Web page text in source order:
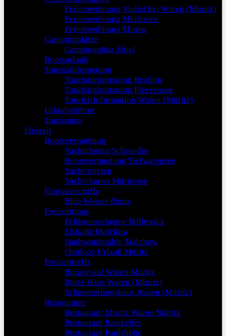
Ferienwohnung Vielist bei Waren (Müritz)
Ferienwohnung Müritzsee
Ferienwohnung Mirow
Campingplätze
Campingplatz Jabel
Bootsurlaub
Touristinformation
Touristinformation Rechlin
Touristinformation Fleesensee
Tourist-Information Waren (Müritz)
Urlaubsführer
Tourismus
Freizeit
Bootsvermietung
Yachtcharter Schroeder
Bootsvermietung Tiefwarensee
Yacht-mieten
Yachtcharter Müritzsee
Fahrgastschiffe
Blau Weisse Flotte
Freizeittipps
Feldsteinscheune Bollewick
Eishalle Malchow
Stadtwindmühle Malchow
Outdoor-Urlaub Müritz
Freizeittreffs
Bürgersaal Waren Müritz
Rotes Haus Waren (Müritz)
Schmetterlingshaus Waren (Müritz)
Restaurants
Restaurant Moritz Waren Müritz
Restaurant Ratskeller
Restaurant Paulshöhe